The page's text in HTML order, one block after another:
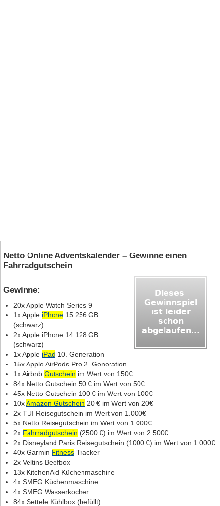
Netto Online Adventskalender – Gewinne einen
Fahrradgutschein
Gewinne:
20x Apple Watch Series 9
1x Apple iPhone 15 256 GB
(schwarz)
2x Apple iPhone 14 128 GB
(schwarz)
1x Apple iPad 10. Generation
15x Apple AirPods Pro 2. Generation
1x Airbnb Gutschein im Wert von 150€
84x Netto Gutschein 50 € im Wert von 50€
45x Netto Gutschein 100 € im Wert von 100€
10xAmazon Gutschein 20 € im Wert von 20€
2x TUI Reisegutschein im Wert von 1.000€
5x Netto Reisegutschein im Wert von 1.000€
2x Fahrradgutschein (2500 €) im Wert von 2.500€
2x Disneyland Paris Reisegutschein (1000 €) im Wert von 1.000€
40x Garmin Fitness Tracker
2x Veltins Beefbox
13x KitchenAid Küchenmaschine
4x SMEG Küchenmaschine
4x SMEG Wasserkocher
84x Settele Kühlbox (befüllt)